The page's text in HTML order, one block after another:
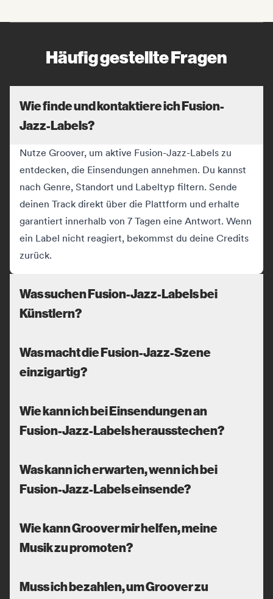
Häufig gestellte Fragen
Wie finde und kontaktiere ich Fusion-
Jazz-Labels?
Nutze Groover, um aktive Fusion-Jazz-Labels zu
entdecken, die Einsendungen annehmen. Du kannst
nach Genre, Standort und Labeltyp filtern. Sende
deinen Track direkt über die Plattform und erhalte
garantiert innerhalb von 7 Tagen eine Antwort. Wenn
ein Label nicht reagiert, bekommst du deine Credits
zurück.
Was suchen Fusion-Jazz-Labels bei
Künstlern?
Was macht die Fusion-Jazz-Szene
einzigartig?
Wie kann ich bei Einsendungen an
Fusion-Jazz-Labels herausstechen?
Was kann ich erwarten, wenn ich bei
Fusion-Jazz-Labels einsende?
Wie kann Groover mir helfen, meine
Musik zu promoten?
Muss ich bezahlen, um Groover zu